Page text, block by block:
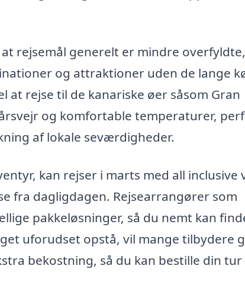
rejsemål generelt er mindre overfyldte,
og attraktioner uden de lange
rejse til de kanariske øer såsom Gran
og komfortable temperaturer,
af lokale seværdigheder.
kan rejser i marts med all inclusive
fra dagligdagen. Rejsearrangører som
pakkeløsninger, så du nemt kan
uforudset opstå, vil mange tilbydere
bekostning, så du kan bestille din